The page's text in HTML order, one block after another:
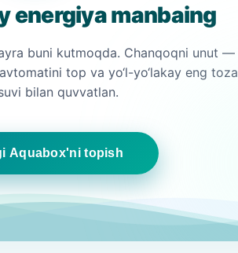
energiya manbaing
buni kutmoqda. Chanqoqni unut —
avtomatini top va yo‘l-yo‘lakay eng toza
bilan quvvatlan.
Aquabox'ni topish